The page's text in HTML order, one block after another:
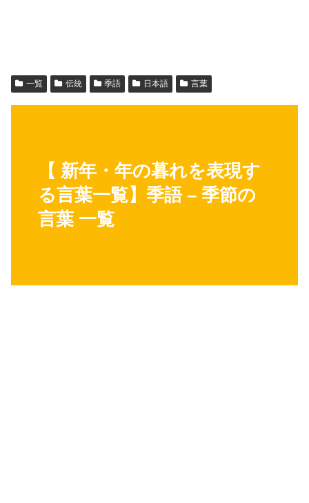
一覧 伝統 季語 日本語 言葉
【 新年・年の暮れを表現す
る言葉一覧】季語 – 季節の
言葉 一覧